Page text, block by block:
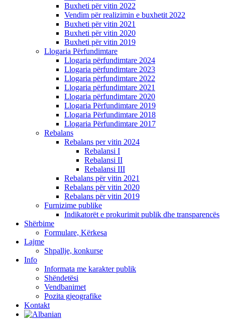
Buxheti për vitin 2022
Vendim për realizimin e buxhetit 2022
Buxheti për vitin 2021
Buxheti për vitin 2020
Buxheti për vitin 2019
Llogaria Përfundimtare
Llogaria përfundimtare 2024
Llogaria përfundimtare 2023
Llogaria përfundimtare 2022
Llogaria përfundimtare 2021
Llogaria përfundimtare 2020
Llogaria Përfundimtare 2019
Llogaria Përfundimtare 2018
Llogaria Përfundimtare 2017
Rebalans
Rebalans per vitin 2024
Rebalansi I
Rebalansi II
Rebalansi III
Rebalans për vitin 2021
Rebalans për vitin 2020
Rebalans për vitin 2019
Furnizime publike
Indikatorët e prokurimit publik dhe transparencës
Shërbime
Formulare, Kërkesa
Lajme
Shpallje, konkurse
Info
Informata me karakter publik
Shëndetësi
Vendbanimet
Pozita gjeografike
Kontakt